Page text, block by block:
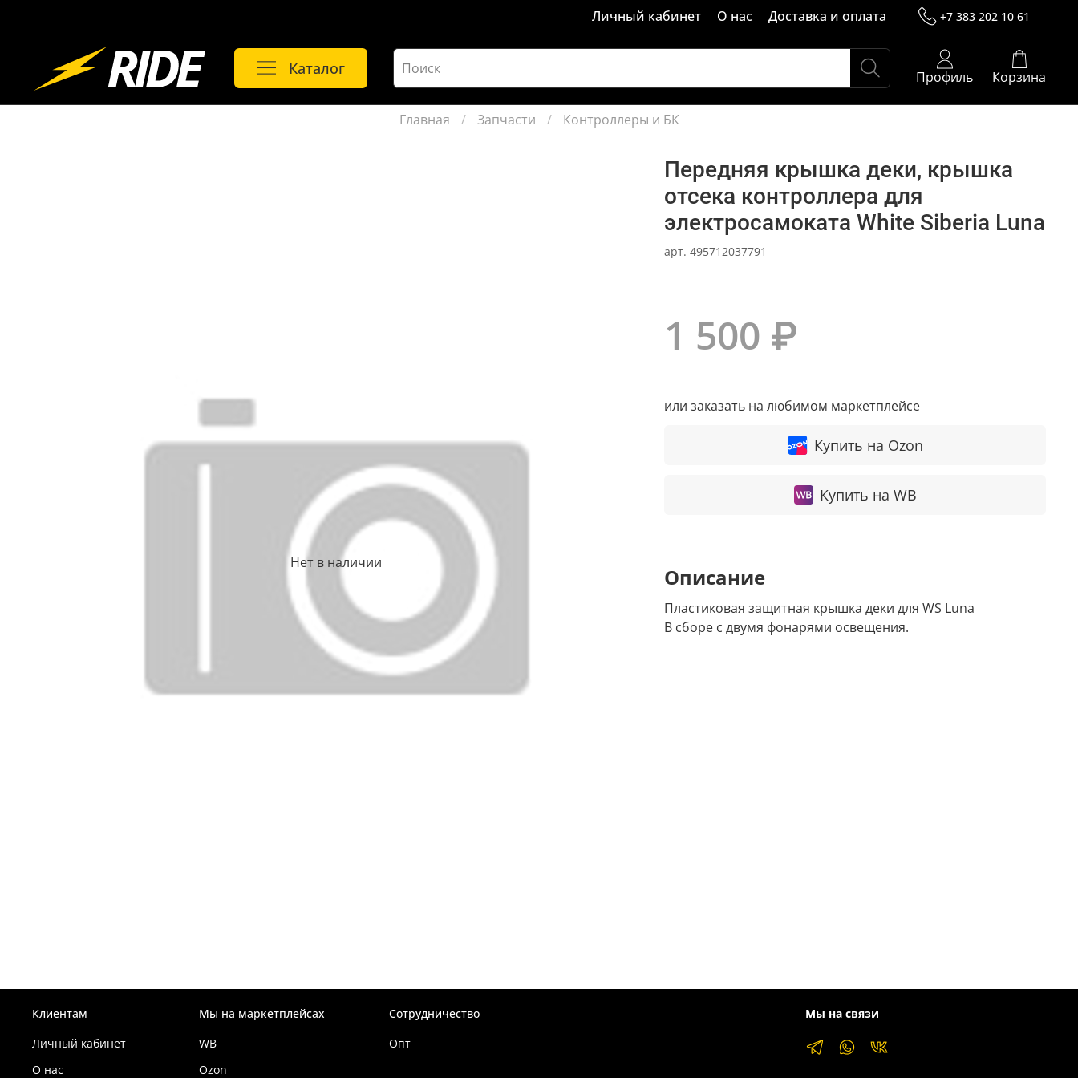
Личный кабинет О нас Доставка и оплата +7 383 202 10 61
Каталог Профиль Корзина
Главная Запчасти Контроллеры и БК
Нет в наличии
арт.495712037791
Передняя крышка деки, крышка
отсека контроллера для
электросамоката White Siberia Luna
1 500 ₽
или заказать на любимом маркетплейсе
Купить на Ozon
Купить на WB
Описание
Пластиковая защитная крышка деки для WS Luna
В сборе с двумя фонарями освещения.
Клиентам
Личный кабинет
О нас
Мы на маркетплейсах
WB
Ozon
Сотрудничество
Опт
Мы на связи